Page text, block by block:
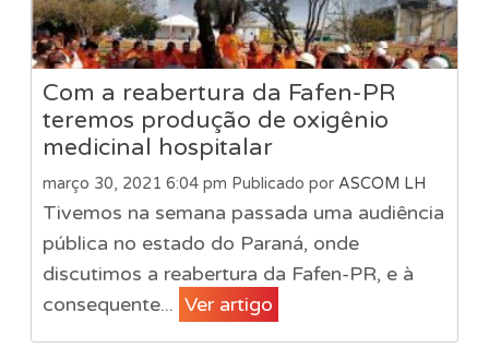
Com a reabertura da Fafen-PR
teremos produção de oxigênio
medicinal hospitalar
março 30, 2021 6:04 pm Publicado por ASCOM LH
Tivemos na semana passada uma audiência
pública no estado do Paraná, onde
discutimos a reabertura da Fafen-PR, e à
consequente... Ver artigo